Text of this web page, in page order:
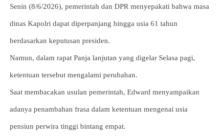
Senin (8/6/2026), pemerintah dan DPR menyepakati bahwa masa
dinas Kapolri dapat diperpanjang hingga usia 61 tahun
berdasarkan keputusan presiden.
Namun, dalam rapat Panja lanjutan yang digelar Selasa pagi,
ketentuan tersebut mengalami perubahan.
Saat membacakan usulan pemerintah, Edward menyampaikan
adanya penambahan frasa dalam ketentuan mengenai usia
pensiun perwira tinggi bintang empat.